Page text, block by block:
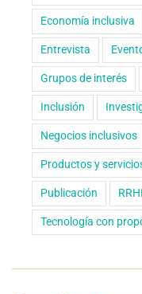
Economía inclusiva
Entrevista
Grupos de interés
Inclusión
Negocios inclusivos
Productos y
Publicación
Tecnología con